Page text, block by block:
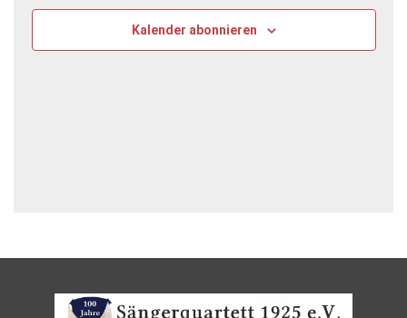
Kalender abonnieren